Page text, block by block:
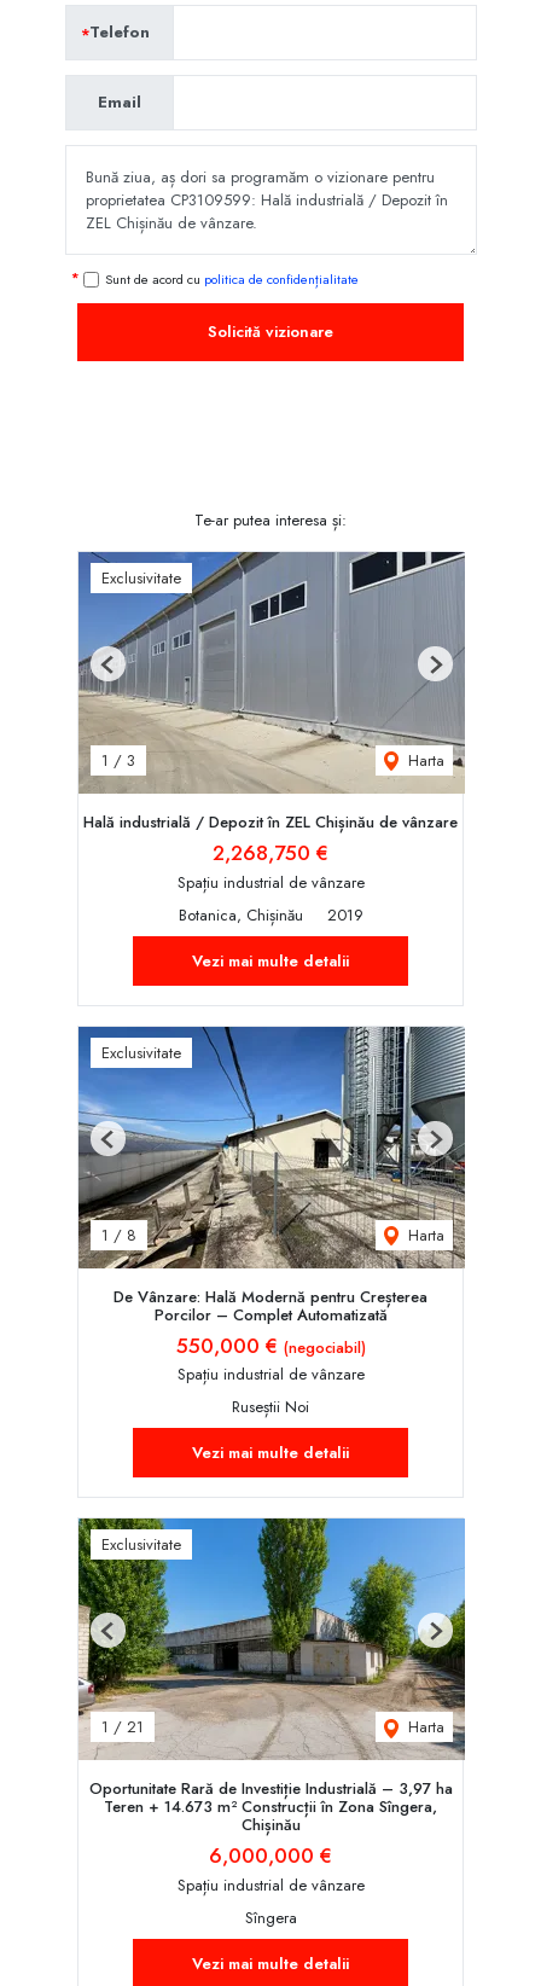
Telefon
Email
Sunt de acord cu politica de confidențialitate
Solicită vizionare
Te-ar putea interesa și:
Exclusivitate
1 / 3 Harta
Previous Next
Hală industrială / Depozit în ZEL Chișinău de vânzare
2,268,750 €
Spațiu industrial de vânzare
Botanica, Chișinău
2019
Vezi mai multe detalii
Exclusivitate
1 / 8 Harta
Previous Next
De Vânzare: Hală Modernă pentru Creșterea
Porcilor – Complet Automatizată
550,000 € (negociabil)
Spațiu industrial de vânzare
Ruseștii Noi
Vezi mai multe detalii
Exclusivitate
1 / 21 Harta
Previous Next
Oportunitate Rară de Investiție Industrială – 3,97 ha
Teren + 14.673 m² Construcții în Zona Sîngera,
Chișinău
6,000,000 €
Spațiu industrial de vânzare
Sîngera
Vezi mai multe detalii